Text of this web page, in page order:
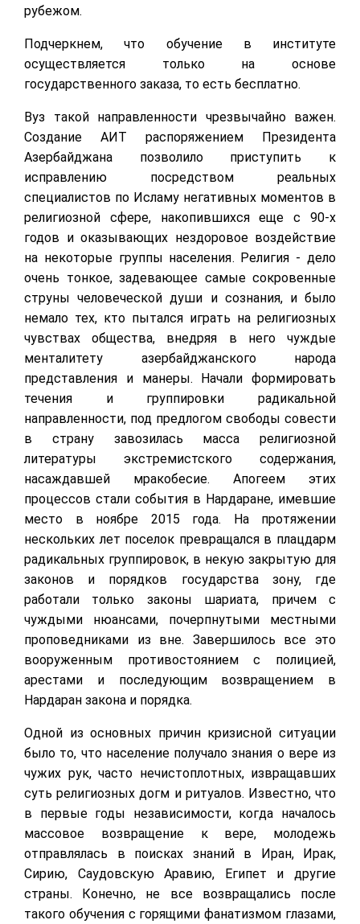
рубежом.
Подчеркнем, что обучение в институте
осуществляется только на основе
государственного заказа, то есть бесплатно.
Вуз такой направленности чрезвычайно важен.
Создание АИТ распоряжением Президента
Азербайджана позволило приступить к
исправлению посредством реальных
специалистов по Исламу негативных моментов в
религиозной сфере, накопившихся еще с 90-х
годов и оказывающих нездоровое воздействие
на некоторые группы населения. Религия - дело
очень тонкое, задевающее самые сокровенные
струны человеческой души и сознания, и было
немало тех, кто пытался играть на религиозных
чувствах общества, внедряя в него чуждые
менталитету азербайджанского народа
представления и манеры. Начали формировать
течения и группировки радикальной
направленности, под предлогом свободы совести
в страну завозилась масса религиозной
литературы экстремистского содержания,
насаждавшей мракобесие. Апогеем этих
процессов стали события в Нардаране, имевшие
место в ноябре 2015 года. На протяжении
нескольких лет поселок превращался в плацдарм
радикальных группировок, в некую закрытую для
законов и порядков государства зону, где
работали только законы шариата, причем с
чуждыми нюансами, почерпнутыми местными
проповедниками из вне. Завершилось все это
вооруженным противостоянием с полицией,
арестами и последующим возвращением в
Нардаран закона и порядка.
Одной из основных причин кризисной ситуации
было то, что население получало знания о вере из
чужих рук, часто нечистоплотных, извращавших
суть религиозных догм и ритуалов. Известно, что
в первые годы независимости, когда началось
массовое возвращение к вере, молодежь
отправлялась в поисках знаний в Иран, Ирак,
Сирию, Саудовскую Аравию, Египет и другие
страны. Конечно, не все возвращались после
такого обучения с горящими фанатизмом глазами,